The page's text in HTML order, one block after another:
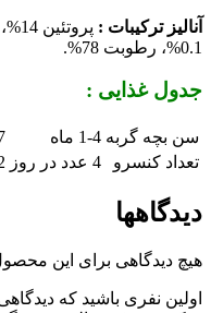
آنالیز ترکیبات :
0.1%، رطوبت 78%.
جدول غذایی :
سن بچه گربه 1-4 ماه
تعداد کنسرو
4 عدد در روز
دیدگاهها
هیچ دیدگاهی برای این
اولین نفری باشید که